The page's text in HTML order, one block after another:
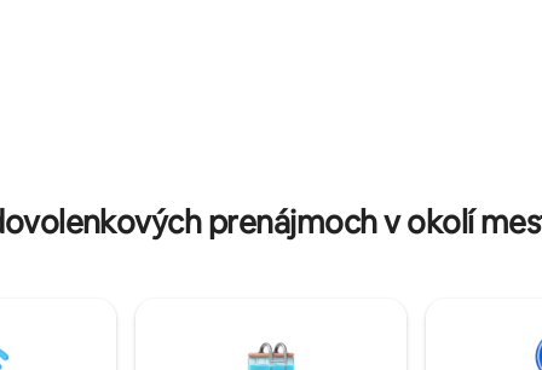
z 5, počet hodnotení: 248
gastronómiou.
prenájmoch v okolí